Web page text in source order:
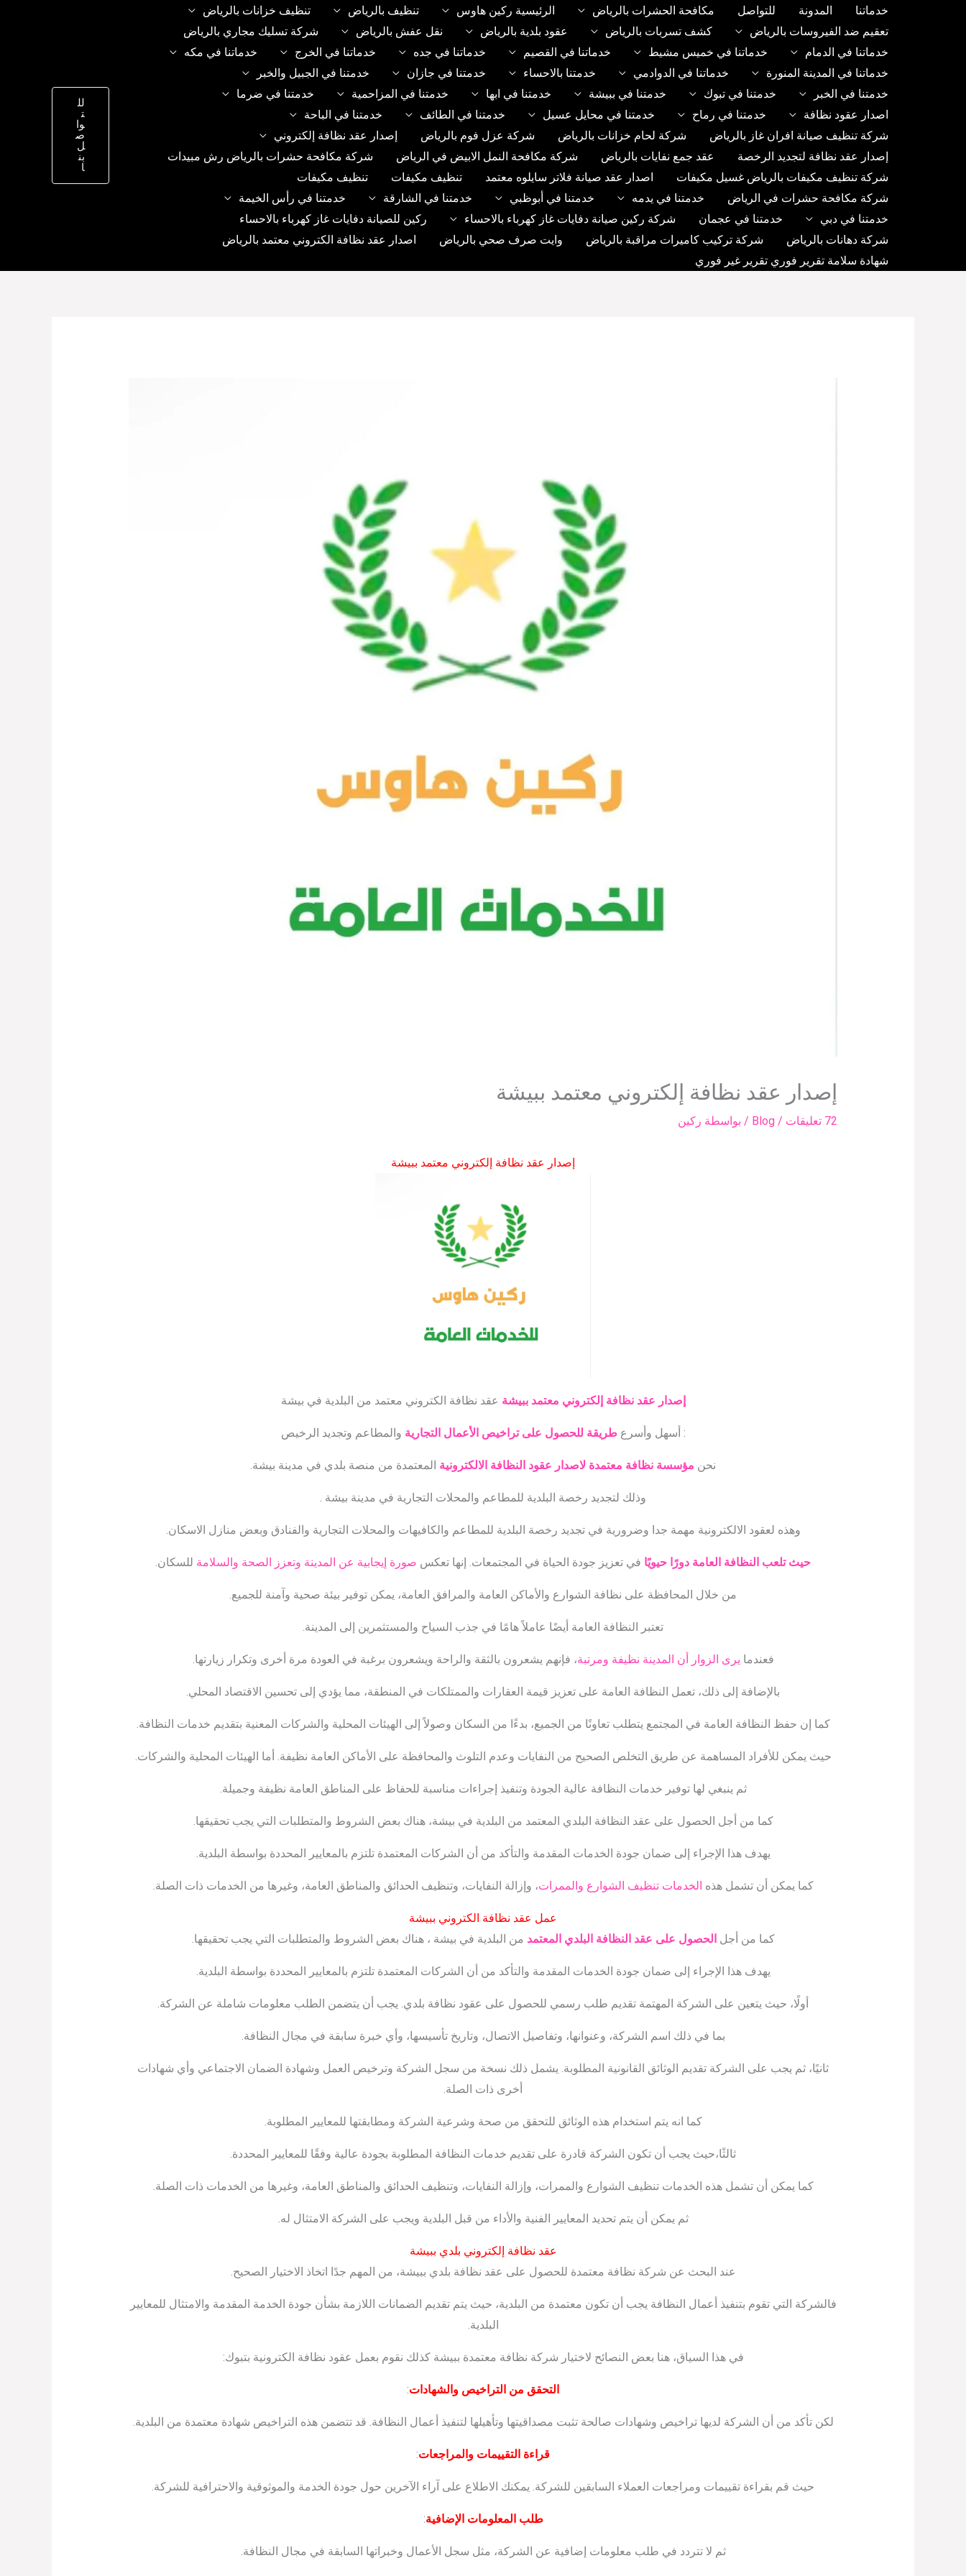
خدماتنا المدونة للتواصل مكافحة الحشرات بالرياض الرئيسية ركين هاوس تنظيف بالرياض
تنظيف خزانات بالرياض
تعقيم ضد الفيروسات بالرياض
كشف تسربات بالرياض عقود بلدية بالرياض نقل عفش بالرياض
شركة تسليك مجاري بالرياض
خدماتنا في الدمام
خدماتنا في خميس مشيط خدماتنا في القصيم خدماتنا في جده خدماتنا في الخرج
خدماتنا في مكه
خدماتنا في المدينة المنورة
خدماتنا في الدوادمي خدمتنا بالاحساء خدمتنا في جازان
خدمتنا في الجبيل والخبر
خدمتنا في الخبر
خدمتنا في تبوك خدمتنا في ببيشة خدمتنا في ابها خدمتنا في المزاحمية
خدمتنا في ضرما
اصدار عقود نظافة
خدمتنا في رماح خدمتنا في محايل عسيل خدمتنا في الطائف
خدمتنا في الباحة
شركة تنظيف صيانة افران غاز بالرياض
شركة لحام خزانات بالرياض شركة عزل فوم بالرياض
إصدار عقد نظافة إلكتروني
إصدار عقد نظافة لتجديد الرخصة
عقد جمع نفايات بالرياض شركة مكافحة النمل الابيض في الرياض
شركة مكافحة حشرات بالرياض رش مبيدات
شركة تنظيف مكيفات بالرياض غسيل مكيفات
اصدار عقد صيانة فلاتر سايلوه معتمد تنظيف مكيفات
تنظيف مكيفات
شركة مكافحة حشرات في الرياض
خدمتنا في يدمه خدمتنا في أبوظبي خدمتنا في الشارقة
خدمتنا في رأس الخيمة
خدمتنا في دبي
خدمتنا في عجمان شركة ركين صيانة دفايات غاز كهرباء بالاحساء
ركين للصيانة دفايات غاز كهرباء بالاحساء
شركة دهانات بالرياض
شركة تركيب كاميرات مراقبة بالرياض وايت صرف صحي بالرياض
اصدار عقد نظافة الكتروني معتمد بالرياض
شهادة سلامة تقرير فوري تقرير غير فوري
لل
ت
وا
ص
ل
بن
ا
إصدار عقد نظافة إلكتروني معتمد ببيشة
72 تعليقات /
Blog / بواسطة ركين
إصدار عقد نظافة إلكتروني معتمد ببيشة
إصدار عقد نظافة إلكتروني معتمد ببيشة عقد نظافة الكتروني معتمد من البلدية في بيشة
: أسهل وأسرعطريقة للحصول على تراخيص الأعمال التجارية والمطاعم وتجديد الرخيص
نحن مؤسسة نظافة معتمدة لاصدار عقود النظافة الالكترونية المعتمدة من منصة بلدي في مدينة بيشة.
وذلك لتجديد رخصة البلدية للمطاعم والمحلات التجارية في مدينة بيشة .
وهذه لعقود الالكترونية مهمة جدا وضرورية في تجديد رخصة البلدية للمطاعم والكافيهات والمحلات التجارية والفنادق وبعض منازل الاسكان.
حيث تلعب النظافة العامة دورًا حيويًا في تعزيز جودة الحياة في المجتمعات. إنها تعكس صورة إيجابية عن المدينة وتعزز الصحة والسلامة للسكان.
من خلال المحافظة على نظافة الشوارع والأماكن العامة والمرافق العامة، يمكن توفير بيئة صحية وآمنة للجميع.
تعتبر النظافة العامة أيضًا عاملاً هامًا في جذب السياح والمستثمرين إلى المدينة.
فعندما يرى الزوار أن المدينة نظيفة ومرتبة، فإنهم يشعرون بالثقة والراحة ويشعرون برغبة في العودة مرة أخرى وتكرار زيارتها.
بالإضافة إلى ذلك، تعمل النظافة العامة على تعزيز قيمة العقارات والممتلكات في المنطقة، مما يؤدي إلى تحسين الاقتصاد المحلي.
كما إن حفظ النظافة العامة في المجتمع يتطلب تعاونًا من الجميع، بدءًا من السكان وصولاً إلى الهيئات المحلية والشركات المعنية بتقديم خدمات النظافة.
حيث يمكن للأفراد المساهمة عن طريق التخلص الصحيح من النفايات وعدم التلوث والمحافظة على الأماكن العامة نظيفة. أما الهيئات المحلية والشركات.
ثم ينبغي لها توفير خدمات النظافة عالية الجودة وتنفيذ إجراءات مناسبة للحفاظ على المناطق العامة نظيفة وجميلة.
كما من أجل الحصول على عقد النظافة البلدي المعتمد من البلدية في بيشة، هناك بعض الشروط والمتطلبات التي يجب تحقيقها.
يهدف هذا الإجراء إلى ضمان جودة الخدمات المقدمة والتأكد من أن الشركات المعتمدة تلتزم بالمعايير المحددة بواسطة البلدية.
كما يمكن أن تشمل هذه الخدمات تنظيف الشوارع والممرات، وإزالة النفايات، وتنظيف الحدائق والمناطق العامة، وغيرها من الخدمات ذات الصلة.
عمل عقد نظافة الكتروني ببيشة
كما من أجل الحصول على عقد النظافة البلدي المعتمد من البلدية في بيشة ، هناك بعض الشروط والمتطلبات التي يجب تحقيقها.
يهدف هذا الإجراء إلى ضمان جودة الخدمات المقدمة والتأكد من أن الشركات المعتمدة تلتزم بالمعايير المحددة بواسطة البلدية.
أولًا، حيث يتعين على الشركة المهتمة تقديم طلب رسمي للحصول على عقود نظافة بلدي. يجب أن يتضمن الطلب معلومات شاملة عن الشركة.
بما في ذلك اسم الشركة، وعنوانها، وتفاصيل الاتصال، وتاريخ تأسيسها، وأي خبرة سابقة في مجال النظافة.
ثانيًا، ثم يجب على الشركة تقديم الوثائق القانونية المطلوبة. يشمل ذلك نسخة من سجل الشركة وترخيص العمل وشهادة الضمان الاجتماعي وأي شهادات
أخرى ذات الصلة.
كما انه يتم استخدام هذه الوثائق للتحقق من صحة وشرعية الشركة ومطابقتها للمعايير المطلوبة.
ثالثًا،حيث يجب أن تكون الشركة قادرة على تقديم خدمات النظافة المطلوبة بجودة عالية وفقًا للمعايير المحددة.
كما يمكن أن تشمل هذه الخدمات تنظيف الشوارع والممرات، وإزالة النفايات، وتنظيف الحدائق والمناطق العامة، وغيرها من الخدمات ذات الصلة.
ثم يمكن أن يتم تحديد المعايير الفنية والأداء من قبل البلدية ويجب على الشركة الامتثال له.
عقد نظافة إلكتروني بلدي ببيشة
عند البحث عن شركة نظافة معتمدة للحصول على عقد نظافة بلدي ببيشة، من المهم جدًا اتخاذ الاختيار الصحيح.
فالشركة التي تقوم بتنفيذ أعمال النظافة يجب أن تكون معتمدة من البلدية، حيث يتم تقديم الضمانات اللازمة بشأن جودة الخدمة المقدمة والامتثال للمعايير
البلدية.
في هذا السياق، هنا بعض النصائح لاختيار شركة نظافة معتمدة ببيشة كذلك نقوم بعمل عقود نظافة الكترونية بتبوك:
التحقق من التراخيص والشهادات:
لكن تأكد من أن الشركة لديها تراخيص وشهادات صالحة تثبت مصداقيتها وتأهيلها لتنفيذ أعمال النظافة. قد تتضمن هذه التراخيص شهادة معتمدة من البلدية.
قراءة التقييمات والمراجعات:
حيث قم بقراءة تقييمات ومراجعات العملاء السابقين للشركة. يمكنك الاطلاع على آراء الآخرين حول جودة الخدمة والموثوقية والاحترافية للشركة.
طلب المعلومات الإضافية:
ثم لا تتردد في طلب معلومات إضافية عن الشركة، مثل سجل الأعمال وخبراتها السابقة في مجال النظافة.